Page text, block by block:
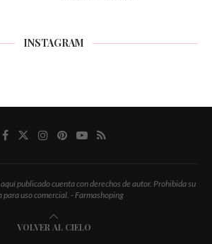
INSTAGRAM
publicado cuenta con derechos de autor. Prohibida su
para uso comercial. - Farmashoping
VOLVER AL CIELO